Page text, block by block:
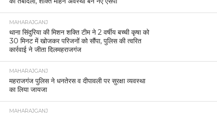
MAHARAJGANJ
थाना सिंदुरिया की मिशन शक्ति टीम ने 2 वर्षीय बच्ची कृषा को
30 मिनट में खोजकर परिजनों को सौंपा, पुलिस की त्वरित
कार्रवाई ने जीता दिलमहराजगंज
MAHARAJGANJ
महराजगंज पुलिस ने धनतेरस व दीपावली पर सुरक्षा व्यवस्था
का लिया जायजा
MAHARAJGANJ